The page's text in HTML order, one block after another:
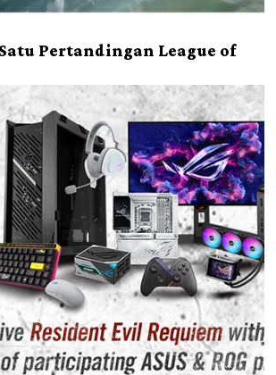
Pertandingan League of